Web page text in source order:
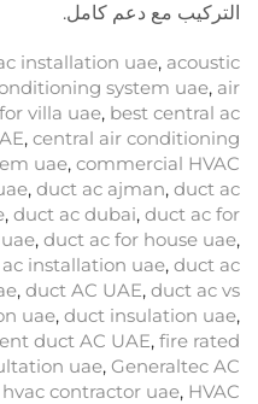
التركيب مع دعم كامل.
installation uae, acoustic
system uae, air
villa uae, best central ac
, central air conditioning
uae, commercial HVAC
, duct ac ajman, duct ac
, duct ac dubai, duct ac for
, duct ac for house uae,
installation uae, duct ac
, duct AC UAE, duct ac vs
uae, duct insulation uae,
duct AC UAE, fire rated
uae, Generaltec AC
hvac contractor uae, HVAC